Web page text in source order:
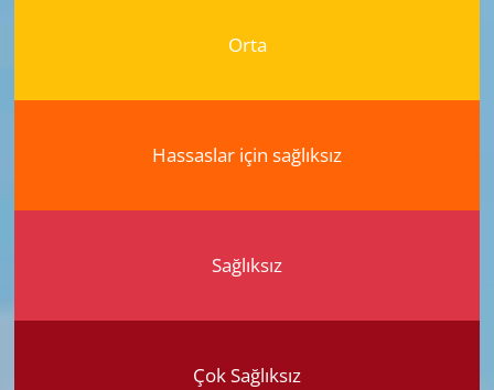
Orta
Hassaslar için sağlıksız
Sağlıksız
Çok Sağlıksız